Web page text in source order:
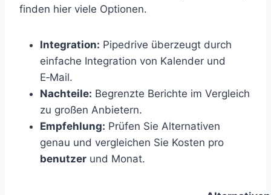
finden hier viele Optionen.
Integration: Pipedrive überzeugt durch
einfache Integration von Kalender und
E‑Mail.
Nachteile: Begrenzte Berichte im Vergleich
zu großen Anbietern.
Empfehlung: Prüfen Sie Alternativen
genau und vergleichen Sie Kosten pro
benutzer und Monat.